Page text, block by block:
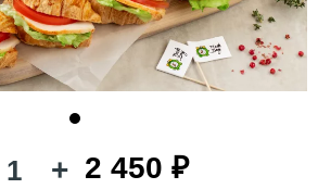
+ 2 450 ₽